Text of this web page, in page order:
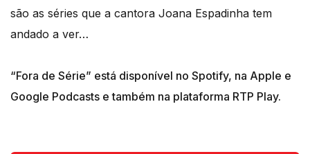
são as séries que a cantora Joana Espadinha tem
andado a ver…
“Fora de Série” está disponível no Spotify, na Apple e
Google Podcasts e também na plataforma RTP Play.